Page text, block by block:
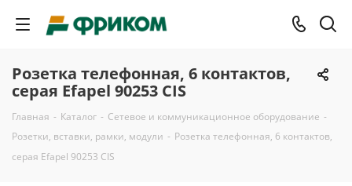
Розетка телефонная, 6 контактов,
серая Efapel 90253 CIS
Главная - Каталог - Сетевое и коммуникационное оборудование -
Розетки, вставки, рамки, модули - Розетка телефонная, 6 контактов,
серая Efapel 90253 CIS